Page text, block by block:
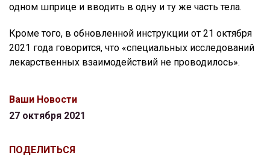
одном шприце и вводить в одну и ту же часть тела.
Кроме того, в обновленной инструкции от 21 октября
2021 года говорится, что «специальных исследований
лекарственных взаимодействий не проводилось».
Ваши Новости
27 октября 2021
ПОДЕЛИТЬСЯ